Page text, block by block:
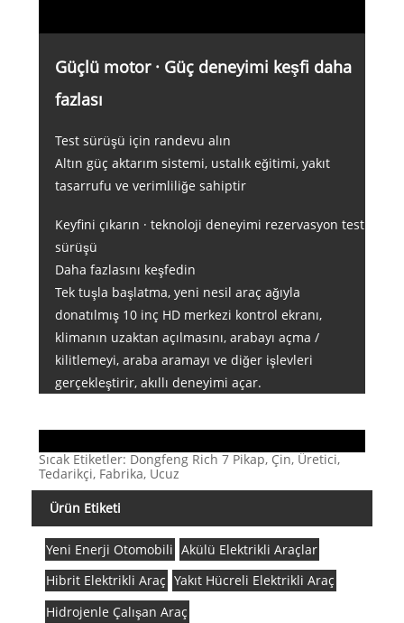
Güçlü motor · Güç deneyimi keşfi daha
fazlası
Test sürüşü için randevu alın
Altın güç aktarım sistemi, ustalık eğitimi, yakıt
tasarrufu ve verimliliğe sahiptir
Keyfini çıkarın · teknoloji deneyimi rezervasyon test
sürüşü
Daha fazlasını keşfedin
Tek tuşla başlatma, yeni nesil araç ağıyla
donatılmış 10 inç HD merkezi kontrol ekranı,
klimanın uzaktan açılmasını, arabayı açma /
kilitlemeyi, araba aramayı ve diğer işlevleri
gerçekleştirir, akıllı deneyimi açar.
Sıcak Etiketler: Dongfeng Rich 7 Pikap, Çin, Üretici,
Tedarikçi, Fabrika, Ucuz
Ürün Etiketi
Yeni Enerji Otomobili Akülü Elektrikli Araçlar
Hibrit Elektrikli Araç Yakıt Hücreli Elektrikli Araç
Hidrojenle Çalışan Araç